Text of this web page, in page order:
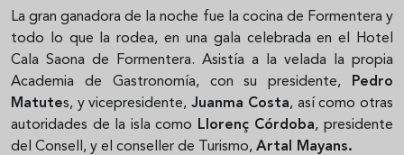
La gran ganadora de la noche fue la cocina de Formentera y
todo lo que la rodea, en una gala celebrada en el Hotel
Cala Saona de Formentera. Asistía a la velada la propia
Academia de Gastronomía, con su presidente,
Pedro
Matutes, y vicepresidente, Juanma Costa, así como otras
autoridades de la isla como
Llorenç Córdoba, presidente
del Consell, y el conseller de Turismo, Artal Mayans.